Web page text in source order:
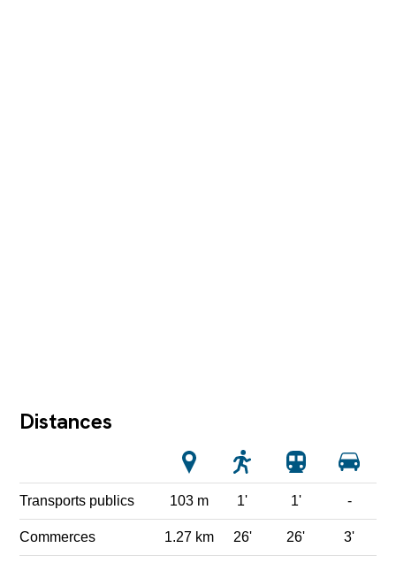
Distances
Transports publics 103 m 1' 1' -
Commerces 1.27 km 26' 26' 3'